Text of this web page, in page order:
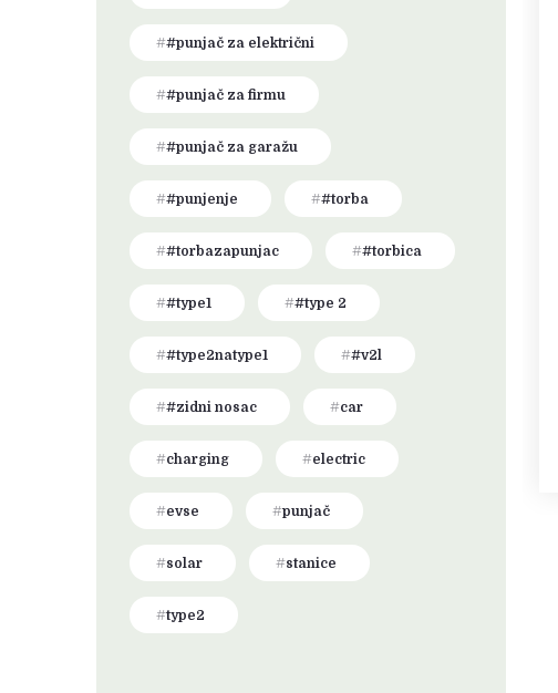
#punjač za električni
#punjač za firmu
#punjač za garažu
#punjenje #torba
#torbazapunjac #torbica
#type1 #type 2
#type2natype1 #v2l
#zidni nosac car
charging electric
evse punjač
solar stanice
type2